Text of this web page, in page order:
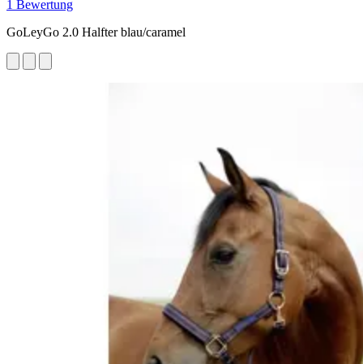
1 Bewertung
GoLeyGo 2.0 Halfter blau/caramel